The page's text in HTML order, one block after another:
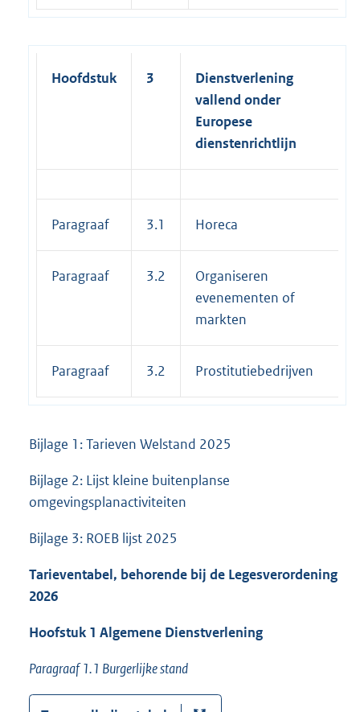
Hoofdstuk 3
Dienstverlening
vallend onder
Europese
dienstenrichtlijn
Paragraaf 3.1 Horeca
Paragraaf 3.2
Organiseren
evenementen of
markten
Paragraaf 3.2 Prostitutiebedrijven
Bijlage 1: Tarieven Welstand 2025
Bijlage 2: Lijst kleine buitenplanse
omgevingsplanactiviteiten
Bijlage 3: ROEB lijst 2025
Tarieventabel, behorende bij de Legesverordening
2026
Hoofstuk 1 Algemene Dienstverlening
Paragraaf 1.1 Burgerlijke stand